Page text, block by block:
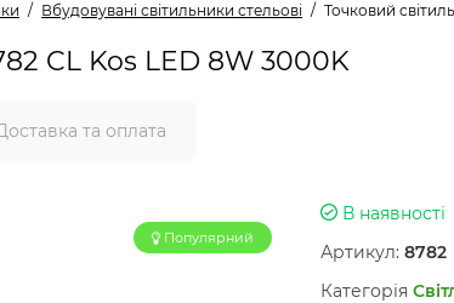
Вбудовувані світильники стельові Точковий
CL Kos LED 8W 3000K
та оплата
Популярний
В наявності
Артикул: 8782
Категорія